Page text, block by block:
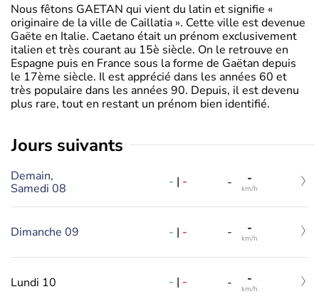
Nous fêtons GAETAN qui vient du latin et signifie «
originaire de la ville de Caillatia ». Cette ville est devenue
Gaëte en Italie. Caetano était un prénom exclusivement
italien et très courant au 15è siècle. On le retrouve en
Espagne puis en France sous la forme de Gaëtan depuis
le 17ème siècle. Il est apprécié dans les années 60 et
très populaire dans les années 90. Depuis, il est devenu
plus rare, tout en restant un prénom bien identifié.
jours suivants
Demain,
Samedi 08
- | - - -
km/h
Dimanche 09 - | - - -
km/h
Lundi 10 - | - - -
km/h